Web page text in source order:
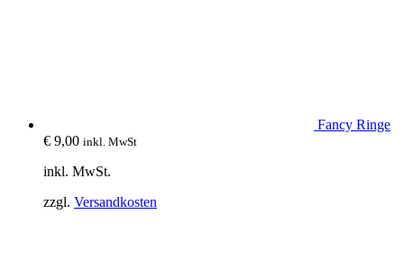
Fancy Ringe
€ 9,00 inkl. MwSt
inkl. MwSt.
zzgl. Versandkosten